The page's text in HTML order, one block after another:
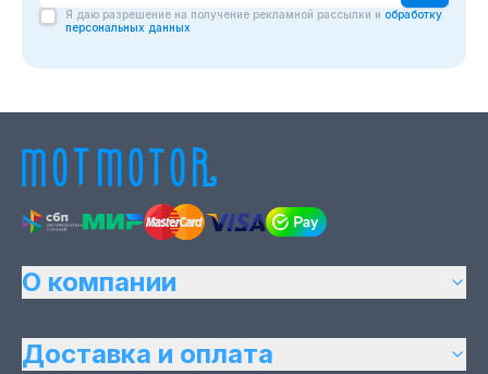
Я даю разрешение на получение рекламной рассылки и обработку
персональных данных
О компании
Доставка и оплата